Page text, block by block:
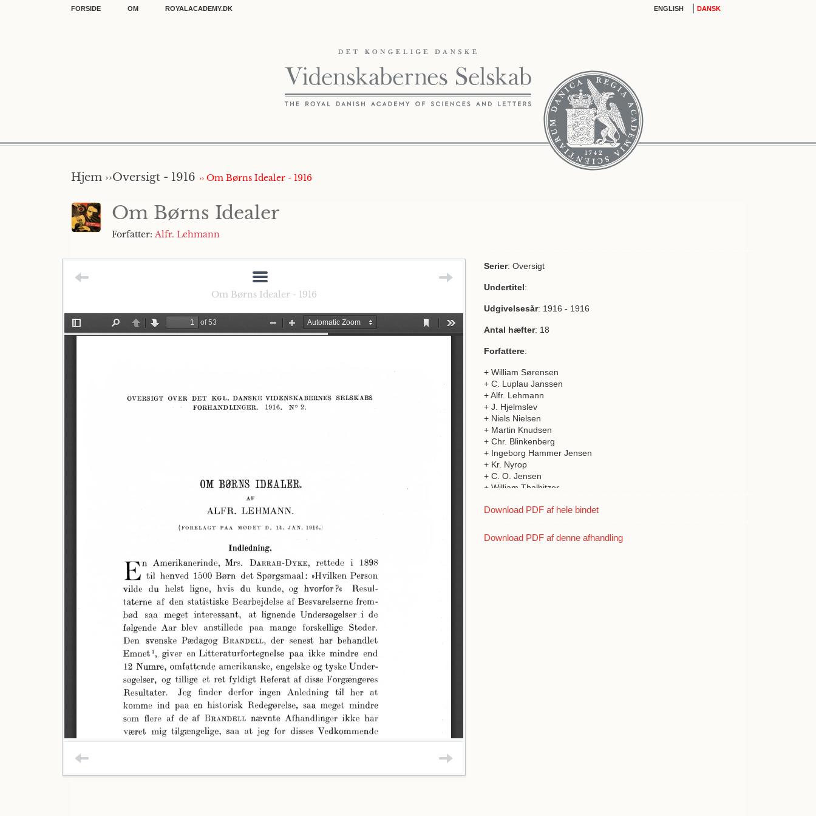
FORSIDE OM ROYALACADEMY.DK ENGLISH DANSK
Hjem ››Oversigt - 1916 ›› Om Børns Idealer - 1916
Om Børns Idealer
Forfatter: Alfr. Lehmann
Om Børns Idealer - 1916
Serier: Oversigt
Undertitel:
Udgivelsesår: 1916 - 1916
Antal hæfter: 18
Forfattere:
+ William Sørensen
+ C. Luplau Janssen
+ Alfr. Lehmann
+ J. Hjelmslev
+ Niels Nielsen
+ Martin Knudsen
+ Chr. Blinkenberg
+ Ingeborg Hammer Jensen
+ Kr. Nyrop
+ C. O. Jensen
+ William Thalbitzer
+ L.S. Fridericia
+ A.W. Marke
Download PDF af hele bindet
Download PDF af denne afhandling